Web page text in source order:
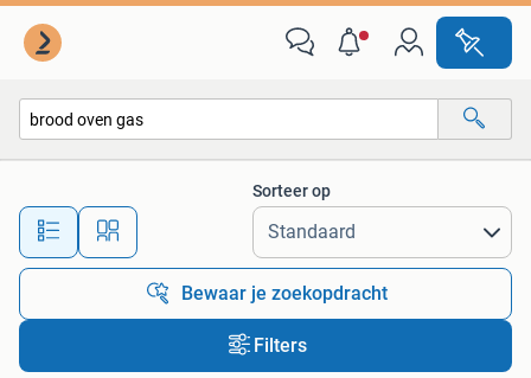
Alle afstanden…
Sorteer op
Bewaar je zoekopdracht
Filters